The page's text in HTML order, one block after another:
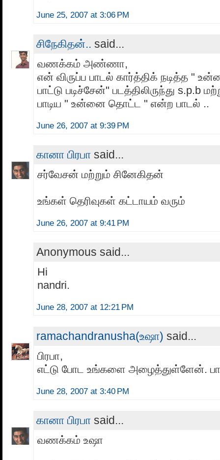
June 25, 2007 at 3:06 PM
சிநேகிதன்.. said...
வணக்கம் அண்ணா,
என் விருப்ப பாடல் கார்த்திக் நடித்த "
பாட்டு படிச்சேன்" படத்திலிருந்து s.p.b
பாடிய " உன்னை தொட்ட " என்ற பாடல் ..
June 26, 2007 at 9:39 PM
கானா பிரபா said...
சர்வேசன் மற்றும் சினேகிதன்
உங்கள் தெரிவுகள் கட்டாயம் வரும்
June 26, 2007 at 9:41 PM
Anonymous said...
Hi
nandri.
June 28, 2007 at 12:21 PM
ramachandranusha(உஷா) said...
பிரபா,
எட்டு போட உங்களை அழைத்துள்ளேன்.
June 28, 2007 at 3:40 PM
கானா பிரபா said...
வணக்கம் உஷா